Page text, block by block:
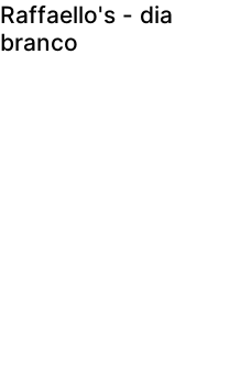
Raffaello's - dia
branco